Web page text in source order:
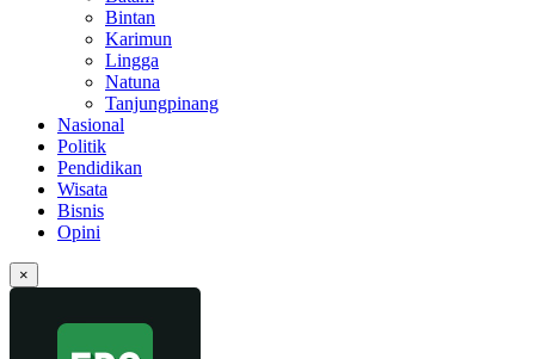
Bintan
Karimun
Lingga
Natuna
Tanjungpinang
Nasional
Politik
Pendidikan
Wisata
Bisnis
Opini
×